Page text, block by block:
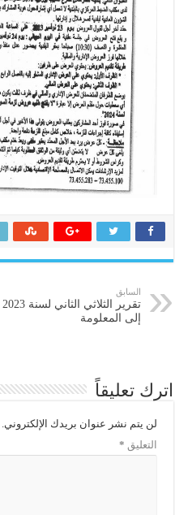
السابق
إلى المعلومة
اترك تعليقاً
لن يتم نشر عنوان بريدك الإلكتروني.
التعليق *